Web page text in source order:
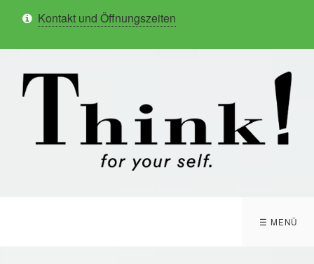
Kontakt und Öffnungszeiten
☰ MENÜ